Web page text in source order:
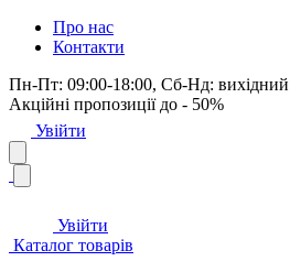
Про нас
Контакти
Пн-Пт: 09:00-18:00, Сб-Нд: вихідний
Акційні пропозиції до - 50%
Увійти
Увійти
Каталог товарів